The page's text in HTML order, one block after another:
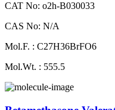
CAT No: o2h-B030033
CAS No: N/A
Mol.F. : C27H36BrFO6
Mol.Wt. : 555.5